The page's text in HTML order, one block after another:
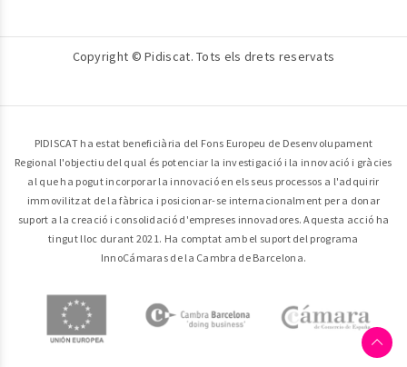
Copyright © Pidiscat. Tots els drets reservats
PIDISCAT ha estat beneficiària del Fons Europeu de Desenvolupament
Regional l'objectiu del qual és potenciar la investigació i la innovació i gràcies
al que ha pogut incorporar la innovació en els seus processos a l'adquirir
immovilitzat de la fàbrica i posicionar-se internacionalment per a donar
suport a la creació i consolidació d'empreses innovadores. Aquesta acció ha
tingut lloc durant 2021. Ha comptat amb el suport del programa
InnoCámaras de la Cambra de Barcelona.